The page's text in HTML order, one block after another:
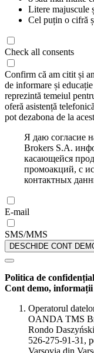
Litere majuscule
Cel puțin o cifră
Check all consents
Confirm că am citit și
de informare și
reprezintă temeiul
oferă asistență
pot dezabona de la
Я даю согласие
Brokers S.A.
касающейся
промоакций, с
контактных
E-mail
SMS/MMS
DESCHIDE CONT
Politica de
Cont demo,
Operatorul
OANDA TMS
Rondo
526-275-91-31,
Varșovia din